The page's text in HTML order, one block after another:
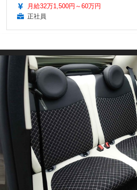
月給32万1,500円～60万円
正社員